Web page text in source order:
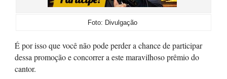
Foto: Divulgação
É por isso que você não pode perder a chance de participar
dessa promoção e concorrer a este maravilhoso prêmio do
cantor.